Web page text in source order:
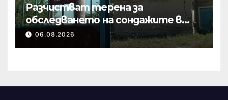
Разчистват терена за
обследването на сондажите в
„Мътница“
06.08.2026